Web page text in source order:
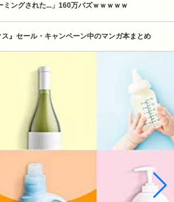
ミングされた...」160万バズｗｗｗｗｗ
』セール・キャンペーン中のマンガ本まとめ